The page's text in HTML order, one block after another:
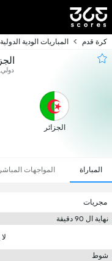
كرة قدم المباريات الودية الدولية
دولي,
الجزائر
المباراة المواجهات
مجريات
نهاية ال 90 دقيقة
شوط